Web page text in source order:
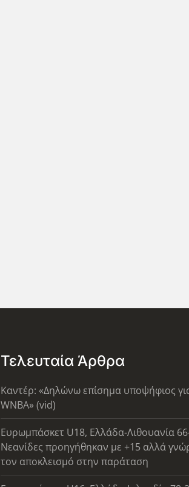
Τελευταία Άρθρα
Καντέρ: «Δηλώνω επίσημα υποψήφιος
WNBA» (vid)
Ευρωμπάσκετ U18, Ελλάδα-Λιθουανία
Νεανίδες προηγήθηκαν με +15 αλλά
τον αποκλεισμό στην παράταση